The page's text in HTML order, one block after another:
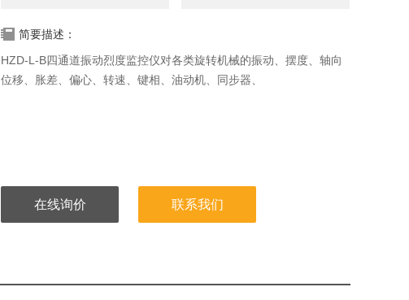
简要描述：
HZD-L-B四通道振动烈度监控仪对各类旋转机械的振动、摆度、轴向
位移、胀差、偏心、转速、键相、油动机、同步器、
在线询价 联系我们